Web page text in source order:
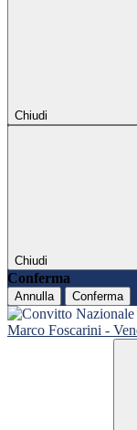
Chiudi
Chiudi
Conferma
Annulla Conferma
Marco Foscarini -